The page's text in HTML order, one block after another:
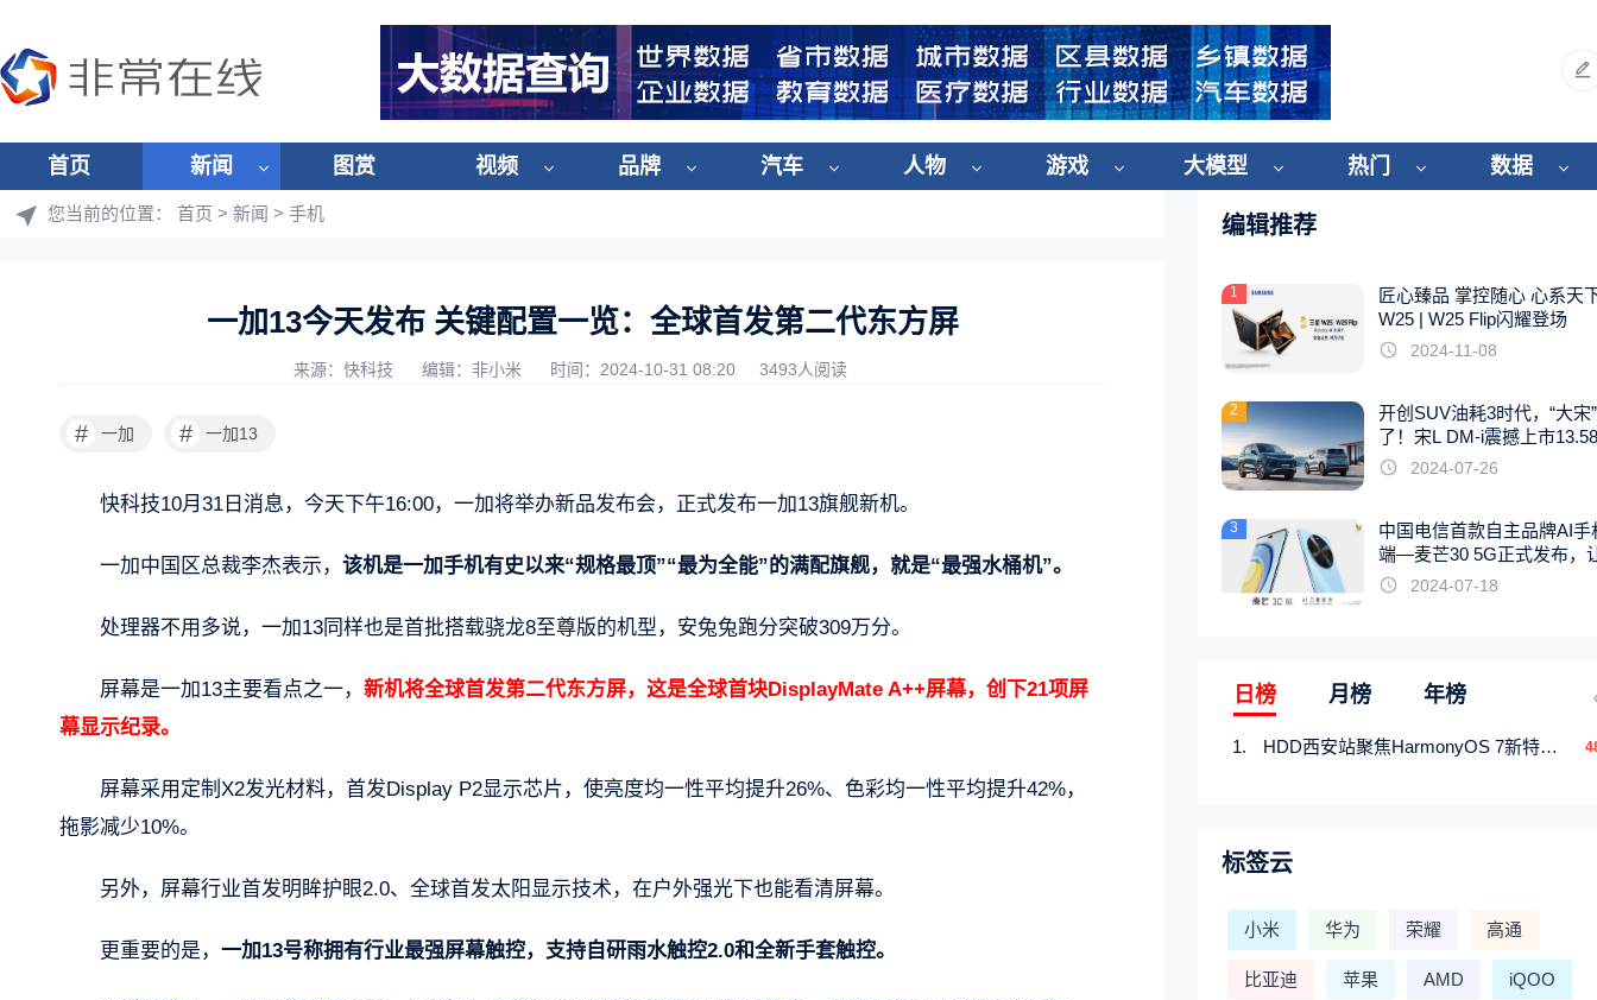
首页 新闻 图赏 视频 品牌 汽车 人物 游戏 大模型 热门 数据
您当前的位置： 首页 > 新闻 > 手机
一加13今天发布 关键配置一览：全球首发第二代东方屏
来源：快科技 编辑：非小米 时间：2024-10-31 08:20 3493人阅读
# 一加 # 一加13
快科技10月31日消息，今天下午16:00，一加将举办新品发布会，正式发布一加13旗舰新机。
一加中国区总裁李杰表示， 该机是一加手机有史以来“规格最顶”“最为全能”的满配旗舰，就是“最强水桶机”。
处理器不用多说，一加13同样也是首批搭载骁龙8至尊版的机型，安兔兔跑分突破309万分。
屏幕是一加13主要看点之一， 新机将全球首发第二代东方屏，这是全球首块DisplayMate A++屏幕，创下21项屏
幕显示纪录。
屏幕采用定制X2发光材料，首发Display P2显示芯片，使亮度均一性平均提升26%、色彩均一性平均提升42%，
拖影减少10%。
另外，屏幕行业首发明眸护眼2.0、全球首发太阳显示技术，在户外强光下也能看清屏幕。
更重要的是， 一加13号称拥有行业最强屏幕触控，支持自研雨水触控2.0和全新手套触控。
编辑推荐
1
匠心臻品 掌控随心 心系天
W25 | W25 Flip闪耀登场
2024-11-08
2
开创SUV油耗3时代，“大宋
了！宋L DM-i震撼上市
起
2024-07-26
3
中国电信首款自主品牌AI手
端—麦芒30 5G正式发布，
触手可及2024-07-18
日榜 月榜 年榜
HDD西安站聚焦HarmonyOS 7新特性，解锁从互联到智能的应用开发新范式
标签云
小米 华为 荣耀 高通
比亚迪 苹果 AMD iQOO